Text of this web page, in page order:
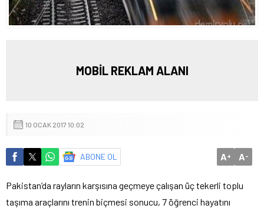
MOBİL REKLAM ALANI
10 OCAK 2017 10:02
ABONE OL A+ A-
Pakistan’da rayların karşısına geçmeye çalışan üç tekerli toplu
taşıma araçlarını trenin biçmesi sonucu, 7 öğrenci hayatını